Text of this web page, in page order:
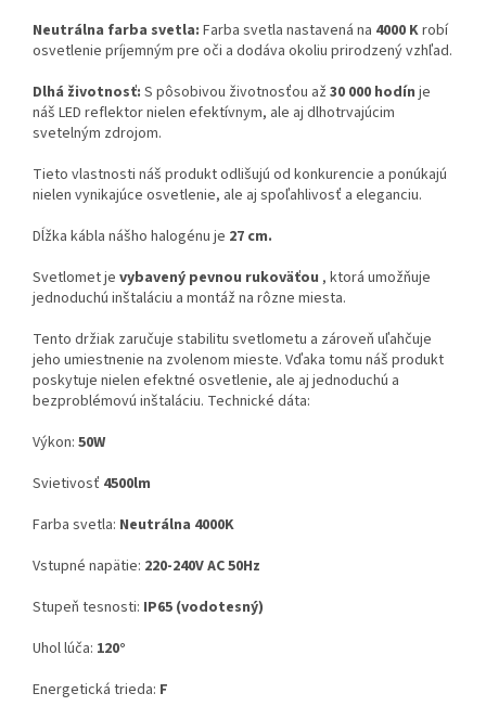
Neutrálna farba svetla: Farba svetla nastavená na 4000 Krobí
osvetlenie príjemným pre oči a dodáva okoliu prirodzený vzhľad.
Dlhá životnosť: S pôsobivou životnosťou až 30 000 hodín je
náš LED reflektor nielen efektívnym, ale aj dlhotrvajúcim
svetelným zdrojom.
Tieto vlastnosti náš produkt odlišujú od konkurencie a ponúkajú
nielen vynikajúce osvetlenie, ale aj spoľahlivosť a eleganciu.
Dĺžka kábla nášho halogénu je 27 cm.
Svetlomet je vybavený pevnou rukoväťou , ktorá umožňuje
jednoduchú inštaláciu a montáž na rôzne miesta.
Tento držiak zaručuje stabilitu svetlometu a zároveň uľahčuje
jeho umiestnenie na zvolenom mieste. Vďaka tomu náš produkt
poskytuje nielen efektné osvetlenie, ale aj jednoduchú a
bezproblémovú inštaláciu. Technické dáta:
Výkon: 50W
Svietivosť 4500lm
Farba svetla: Neutrálna 4000K
Vstupné napätie: 220-240V AC 50Hz
Stupeň tesnosti: IP65 (vodotesný)
Uhol lúča: 120°
Energetická trieda: F